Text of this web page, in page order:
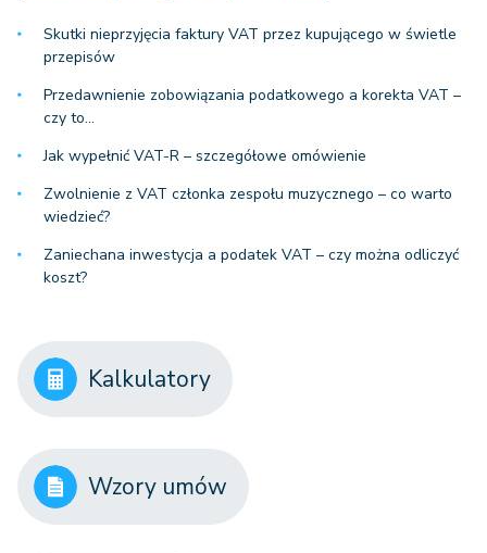
Skutki nieprzyjęcia faktury VAT przez kupującego w świetle
przepisów
Przedawnienie zobowiązania podatkowego a korekta VAT –
czy to…
Jak wypełnić VAT-R – szczegółowe omówienie
Zwolnienie z VAT członka zespołu muzycznego – co warto
wiedzieć?
Zaniechana inwestycja a podatek VAT – czy można odliczyć
koszt?
Kalkulatory
Wzory umów